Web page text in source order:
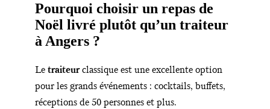
Pourquoi choisir un repas de
Noël livré plutôt qu’un traiteur
à Angers ?
Letraiteurclassique est une excellente option
pour les grands événements : cocktails, buffets,
réceptions de 50 personnes et plus.